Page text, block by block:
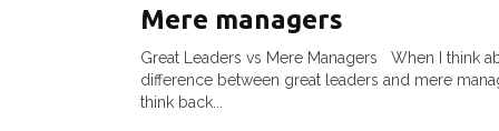
Mere managers
Great Leaders vs Mere Managers When I think
difference between great leaders and mere
think back...